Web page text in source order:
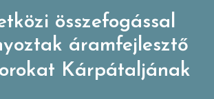
összefogással
áramfejlesztő
Kárpátaljának